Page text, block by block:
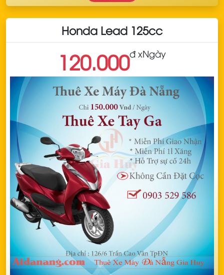
Honda Lead 125cc
120.000đ xNgày